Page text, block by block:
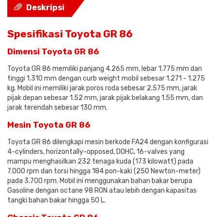
Deskripsi
Spesifikasi Toyota GR 86
Dimensi Toyota GR 86
Toyota GR 86 memiliki panjang 4.265 mm, lebar 1.775 mm dan
tinggi 1.310 mm dengan curb weight mobil sebesar 1.271 - 1.275
kg. Mobil ini memiliki jarak poros roda sebesar 2.575 mm, jarak
pijak depan sebesar 1.52 mm, jarak pijak belakang 1.55 mm, dan
jarak terendah sebesar 130 mm.
Mesin Toyota GR 86
Toyota GR 86 dilengkapi mesin berkode FA24 dengan konfigurasi
4-cylinders, horizontally-opposed, DOHC, 16-valves yang
mampu menghasilkan 232 tenaga kuda (173 kilowatt) pada
7.000 rpm dan torsi hingga 184 pon-kaki (250 Newton-meter)
pada 3.700 rpm. Mobil ini menggunakan bahan bakar berupa
Gasoline dengan octane 98 RON atau lebih dengan kapasitas
tangki bahan bakar hingga 50 L.